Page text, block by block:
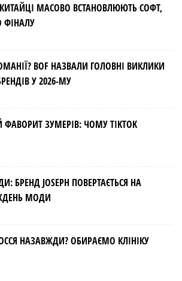
МАСОВО ВСТАНОВЛЮЮТЬ СОФТ,
ФІНАЛУ
BOF НАЗВАЛИ ГОЛОВНІ ВИКЛИКИ
У 2026-МУ
ФАВОРИТ ЗУМЕРІВ: ЧОМУ TIKTOK
БРЕНД JOSEPH ПОВЕРТАЄТЬСЯ НА
МОДИ
НАЗАВЖДИ? ОБИРАЄМО КЛІНІКУ